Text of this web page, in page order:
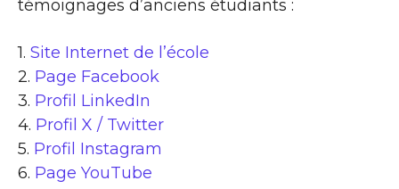
témoignages d’anciens étudiants :
1. Site Internet de l’école
2. Page Facebook
3. Profil LinkedIn
4. Profil X / Twitter
5. Profil Instagram
6. Page YouTube